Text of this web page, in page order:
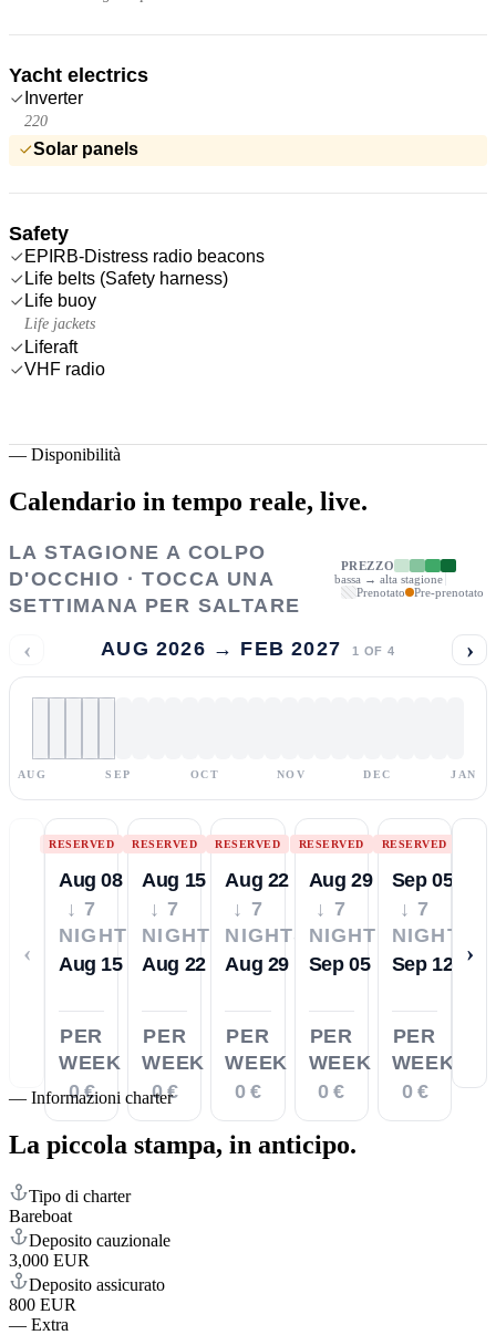
Yacht electrics
Inverter
220
Solar panels
Safety
EPIRB-Distress radio beacons
Life belts (Safety harness)
Life buoy
Life jackets
Liferaft
VHF radio
— Disponibilità
Calendario in tempo reale, live.
LA STAGIONE A COLPO
D'OCCHIO · TOCCA UNA
SETTIMANA PER SALTARE
PREZZO
bassa → alta stagione
Prenotato
Pre-prenotato
‹ AUG 2026 → FEB 2027 1 OF 4 ›
AUG SEP OCT NOV DEC JAN
‹
RESERVED
Aug 08
↓ 7
NIGHTS
Aug 15
PER
WEEK
0 €
RESERVED
Aug 15
↓ 7
NIGHTS
Aug 22
PER
WEEK
0 €
RESERVED
Aug 22
↓ 7
NIGHTS
Aug 29
PER
WEEK
0 €
RESERVED
Aug 29
↓ 7
NIGHTS
Sep 05
PER
WEEK
0 €
RESERVED
Sep 05
↓ 7
NIGHTS
Sep 12
PER
WEEK
0 €
›
— Informazioni charter
La piccola stampa, in anticipo.
Tipo di charter
Bareboat
Deposito cauzionale
3,000 EUR
Deposito assicurato
800 EUR
— Extra